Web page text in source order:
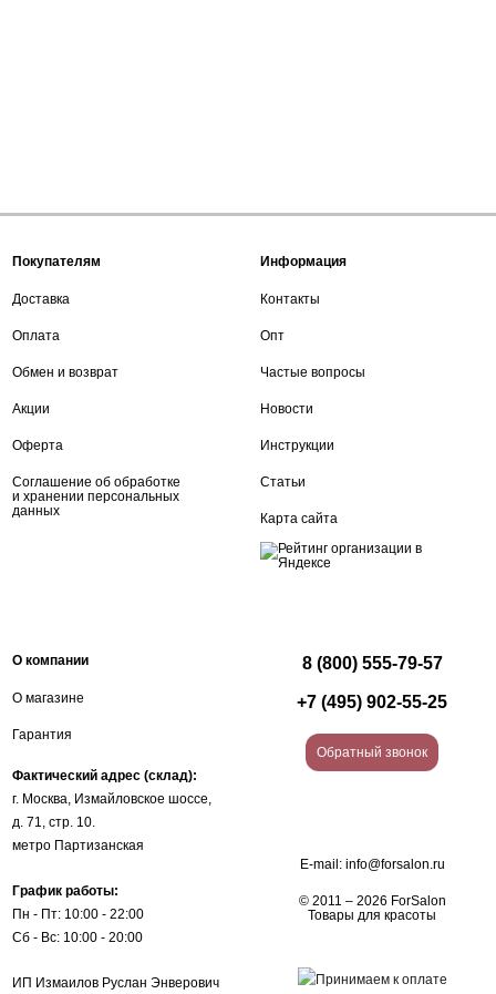
Покупателям
Доставка
Оплата
Обмен и возврат
Акции
Оферта
Соглашение об обработке
и хранении персональных
данных
Информация
Контакты
Опт
Частые вопросы
Новости
Инструкции
Статьи
Карта сайта
О компании
О магазине
Гарантия
Фактический адрес (склад):
г. Москва, Измайловское шоссе,
д. 71, стр. 10.
метро Партизанская
График работы:
Пн - Пт: 10:00 - 22:00
Сб - Вс: 10:00 - 20:00
ИП Измаилов Руслан Энверович
8 (800) 555-79-57
+7 (495) 902-55-25
Обратный звонок
E-mail: info@forsalon.ru
© 2011 – 2026 ForSalon
Товары для красоты